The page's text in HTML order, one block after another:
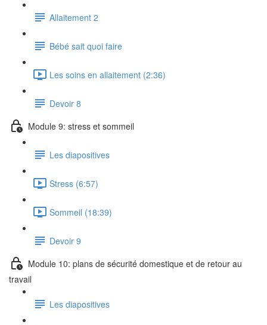
Allaitement 2
Bébé sait quoi faire
Les soins en allaitement (2:36)
Devoir 8
Module 9: stress et sommeil
Les diapositives
Stress (6:57)
Sommeil (18:39)
Devoir 9
Module 10: plans de sécurité domestique et de retour au
travail
Les diapositives